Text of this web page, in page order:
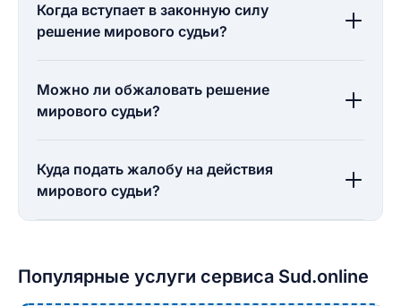
Когда вступает в законную силу
решение мирового судьи?
Можно ли обжаловать решение
мирового судьи?
Куда подать жалобу на действия
мирового судьи?
Популярные услуги сервиса Sud.online